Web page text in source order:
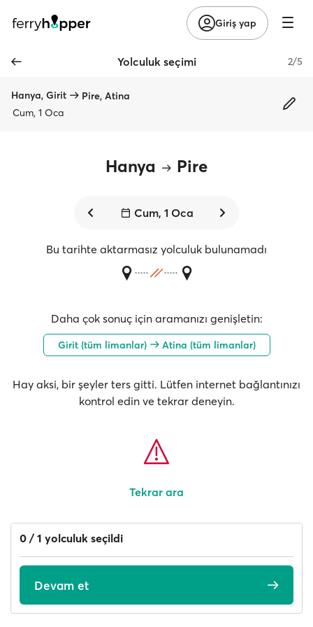
Giriş yap
Yolculuk seçimi 2/5
Hanya, Girit
Pire, Atina
Cum, 1 Oca
Hanya Pire
Cum, 1 Oca
Bu tarihte aktarmasız yolculuk bulunamadı
Daha çok sonuç için aramanızı genişletin:
Girit (tüm limanlar) Atina (tüm limanlar)
Hay aksi, bir şeyler ters gitti. Lütfen internet bağlantınızı
kontrol edin ve tekrar deneyin.
Tekrar ara
0 / 1 yolculuk seçildi
Devam et